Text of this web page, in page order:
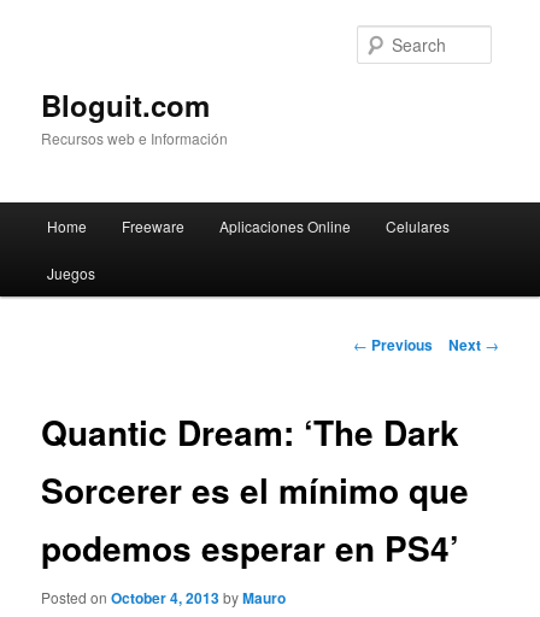
Bloguit.com
Recursos web e Información
Skip
to
Home Freeware Aplicaciones Online Celulares
Juegos
Post
← Previous Next →
Quantic Dream: ‘The Dark
Sorcerer es el mínimo que
podemos esperar en PS4’
Posted onOctober 4, 2013byMauro